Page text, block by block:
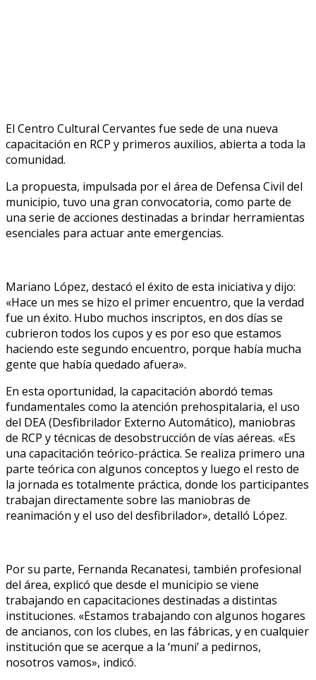
El Centro Cultural Cervantes fue sede de una nueva
capacitación en RCP y primeros auxilios, abierta a toda la
comunidad.
La propuesta, impulsada por el área de Defensa Civil del
municipio, tuvo una gran convocatoria, como parte de
una serie de acciones destinadas a brindar herramientas
esenciales para actuar ante emergencias.
Mariano López, destacó el éxito de esta iniciativa y dijo:
«Hace un mes se hizo el primer encuentro, que la verdad
fue un éxito. Hubo muchos inscriptos, en dos días se
cubrieron todos los cupos y es por eso que estamos
haciendo este segundo encuentro, porque había mucha
gente que había quedado afuera».
En esta oportunidad, la capacitación abordó temas
fundamentales como la atención prehospitalaria, el uso
del DEA (Desfibrilador Externo Automático), maniobras
de RCP y técnicas de desobstrucción de vías aéreas. «Es
una capacitación teórico-práctica. Se realiza primero una
parte teórica con algunos conceptos y luego el resto de
la jornada es totalmente práctica, donde los participantes
trabajan directamente sobre las maniobras de
reanimación y el uso del desfibrilador», detalló López.
Por su parte, Fernanda Recanatesi, también profesional
del área, explicó que desde el municipio se viene
trabajando en capacitaciones destinadas a distintas
instituciones. «Estamos trabajando con algunos hogares
de ancianos, con los clubes, en las fábricas, y en cualquier
institución que se acerque a la ‘muni’ a pedirnos,
nosotros vamos», indicó.